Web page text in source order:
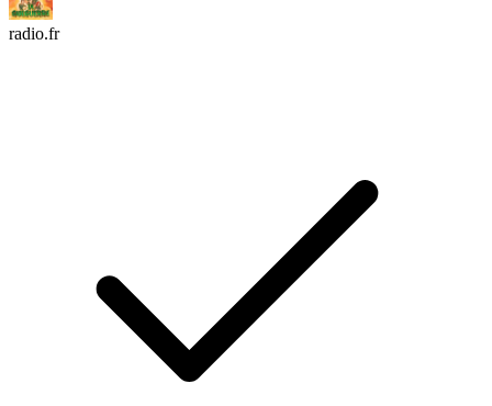
radio.fr